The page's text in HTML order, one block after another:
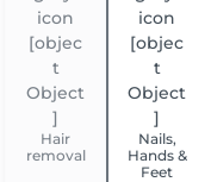
Hair
removal
Nails,
Hands &
Feet